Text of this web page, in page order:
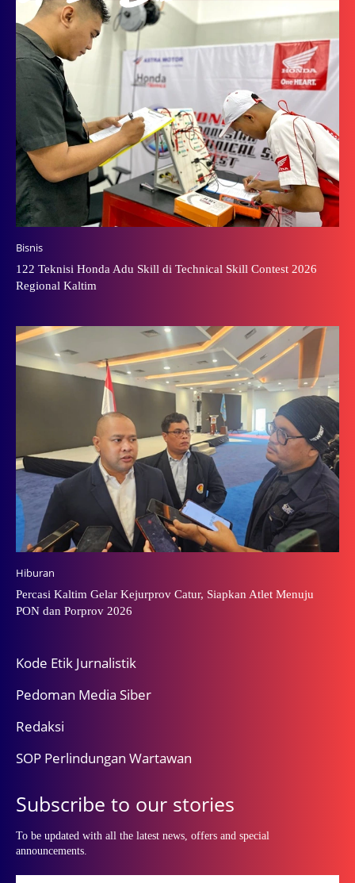
Bisnis
122 Teknisi Honda Adu Skill di Technical Skill Contest 2026
Regional Kaltim
Hiburan
Percasi Kaltim Gelar Kejurprov Catur, Siapkan Atlet Menuju
PON dan Porprov 2026
Kode Etik Jurnalistik
Pedoman Media Siber
Redaksi
SOP Perlindungan Wartawan
Subscribe to our stories
To be updated with all the latest news, offers and special
announcements.